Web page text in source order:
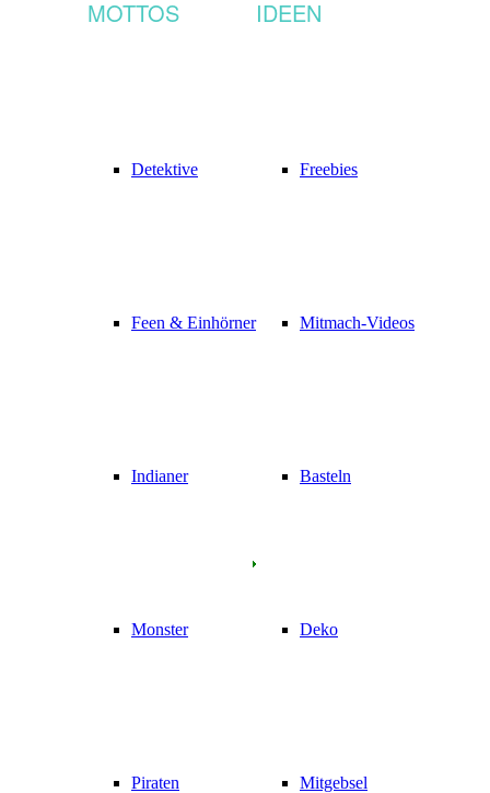
MOTTOS
Detektive
Feen & Einhörner
Indianer
Monster
Piraten
IDEEN
Freebies
Mitmach-Videos
Basteln
Deko
Mitgebsel